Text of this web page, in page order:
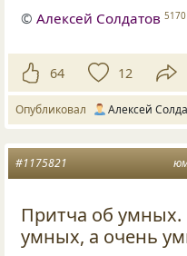
©Алексей Солдатов 5170
64 12
Опубликовал Алексей
#1175821
Притча об умных.
умных, а очень